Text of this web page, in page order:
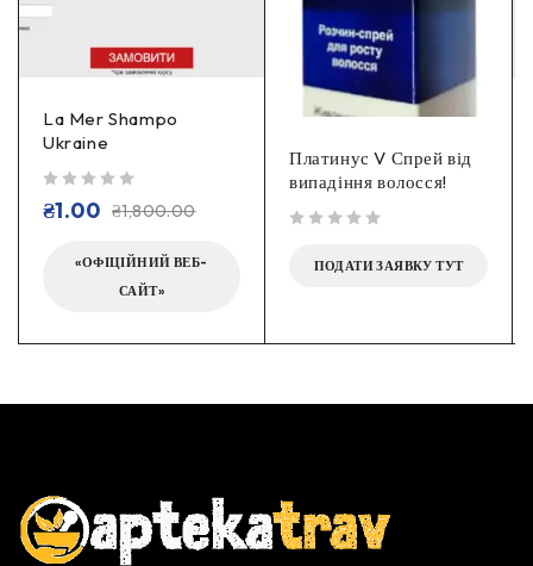
La Mer Shampo
Ukraine
₴1,800.00
₴1.00
«ОФІЦІЙНИЙ ВЕБ-
САЙТ»
Платинус V Спрей від
випадіння волосся!
ПОДАТИ ЗАЯВКУ ТУТ